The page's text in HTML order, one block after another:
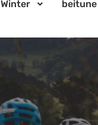
Winter beitune